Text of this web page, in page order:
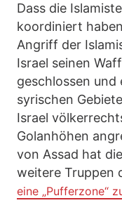
Dass die
koordiniert
Angriff der
Israel seinen
geschlossen und
syrischen
Israel
Golanhöhen
von Assad hat
weitere Truppen
eine „Pufferzone“